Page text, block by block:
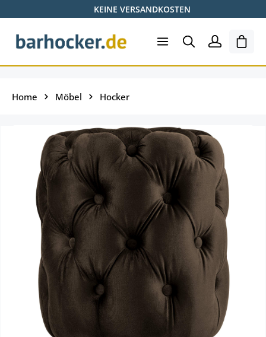
Zum Hauptinhalt springenKEINE VERSANDKOSTEN
Home Möbel Hocker